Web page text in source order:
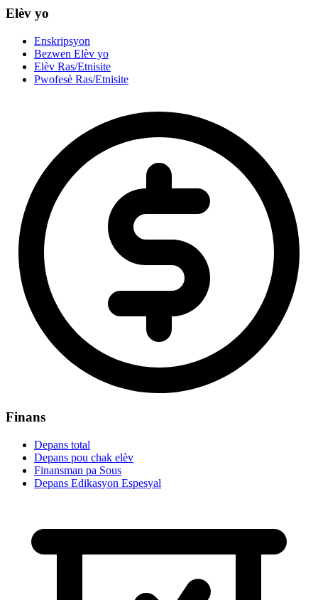
Elèv yo
Enskripsyon
Bezwen Elèv yo
Elèv Ras/Etnisite
Pwofesè Ras/Etnisite
Finans
Depans total
Depans pou chak elèv
Finansman pa Sous
Depans Edikasyon Espesyal